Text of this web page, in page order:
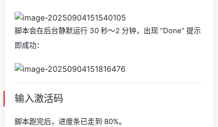
脚本会在后台静默运行 30 秒～2 分钟，出现 “Done” 提示
即成功：
输入激活码
脚本跑完后，进度条已走到 80%。